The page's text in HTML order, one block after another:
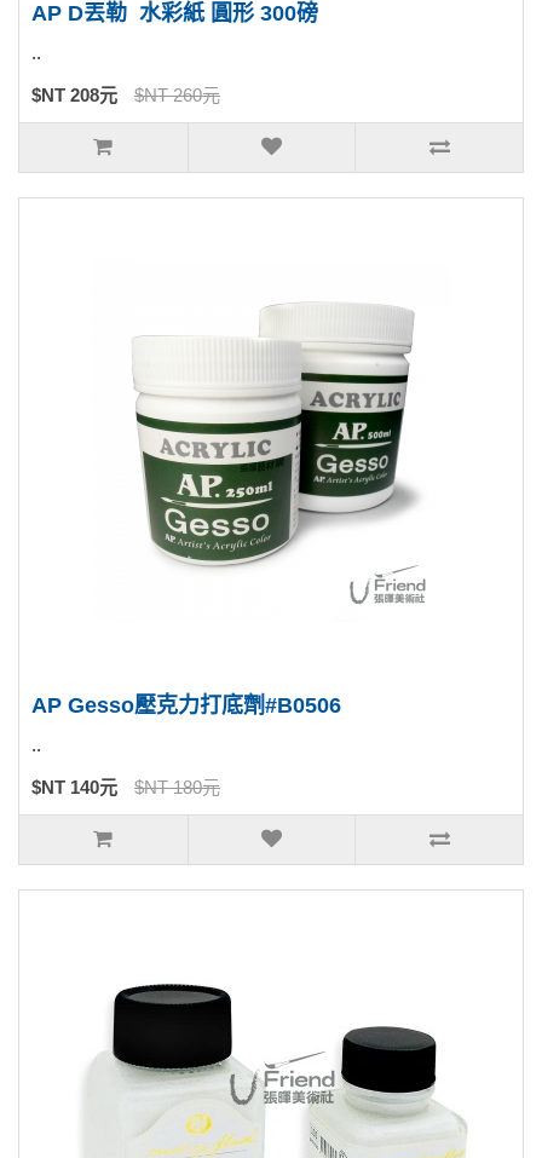
AP D丟勒 水彩紙 圓形 300磅
..
$NT 208元 $NT 260元
AP Gesso壓克力打底劑#B0506
..
$NT 140元 $NT 180元